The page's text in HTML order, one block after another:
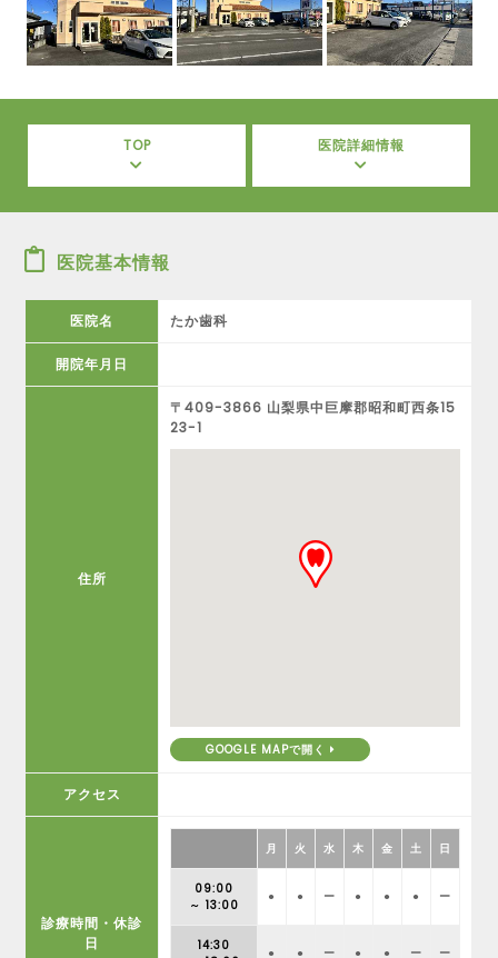
TOP 医院詳細情報
医院基本情報
医院名 たか歯科
開院年月日
住所
〒409-3866 山梨県中巨摩郡昭和町西条15
23-1
GOOGLE MAPで開く
アクセス
診療時間・休診
日
月 火 水 木 金 土 日
09:00
～ 13:00
● ● ー ● ● ● ー
14:30
● ● ー ● ● ー ー